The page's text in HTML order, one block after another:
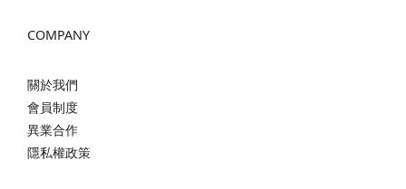
COMPANY
關於我們
會員制度
異業合作
隱私權政策